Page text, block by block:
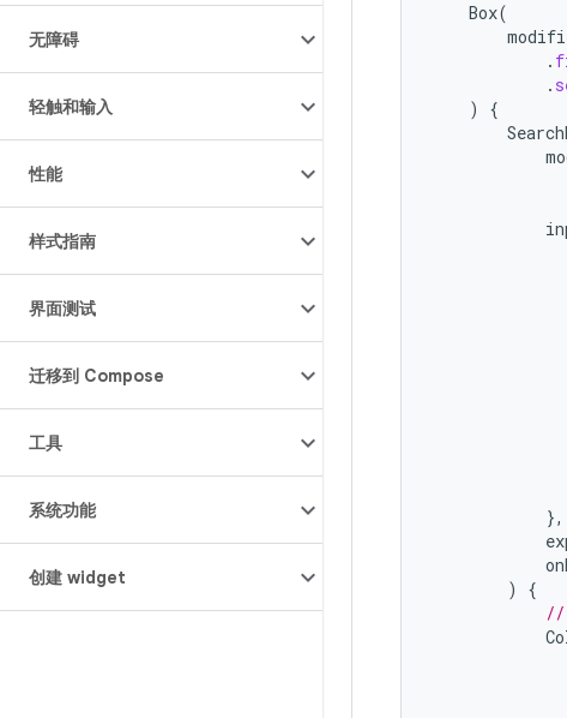
无障碍
轻触和输入
性能
样式指南
界面测试
迁移到 Compose
工具
系统功能
创建 widget
Box(
.
.
)
{
},
)
{
//